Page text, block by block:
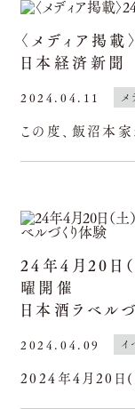
メ
〈メディア掲
日本経済新聞
2024.04.11
イ
24年4月20日
曜開催
日本酒ラベル
2024.04.09